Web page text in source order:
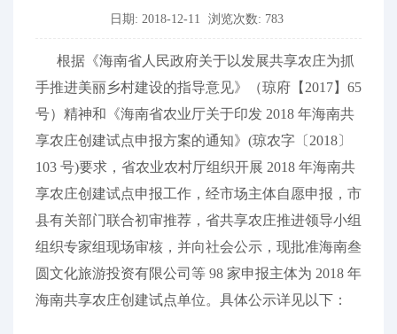
日期: 2018-12-11 浏览次数: 783
根据《海南省人民政府关于以发展共享农庄为抓
手推进美丽乡村建设的指导意见》（琼府【2017】65
号）精神和《海南省农业厅关于印发 2018 年海南共
享农庄创建试点申报方案的通知》(琼农字〔2018〕
103 号)要求，省农业农村厅组织开展 2018 年海南共
享农庄创建试点申报工作，经市场主体自愿申报，市
县有关部门联合初审推荐，省共享农庄推进领导小组
组织专家组现场审核，并向社会公示，现批准海南叁
圆文化旅游投资有限公司等 98 家申报主体为 2018 年
海南共享农庄创建试点单位。具体公示详见以下：